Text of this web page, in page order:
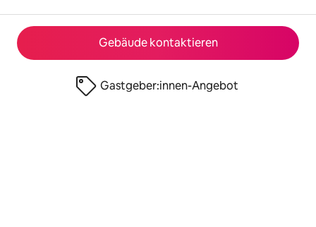
Gebäude kontaktieren
Gastgeber:innen-Angebot